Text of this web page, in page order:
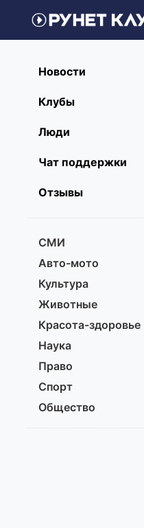
Новости
Клубы
Люди
Чат поддержки
Отзывы
СМИ
Авто-мото
Культура
Животные
Красота-здоровье
Наука
Право
Спорт
Общество